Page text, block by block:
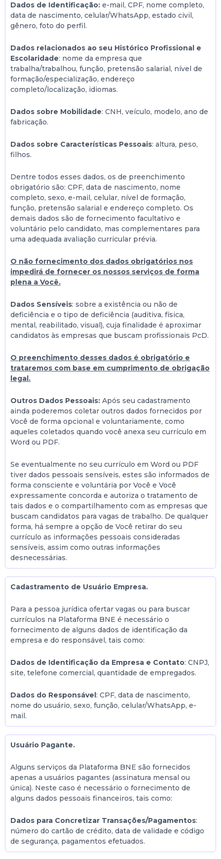
Dados de Identificação: e-mail, CPF, nome completo,
data de nascimento, celular/WhatsApp, estado civil,
gênero, foto do perfil.
Dados relacionados ao seu Histórico Profissional e
Escolaridade: nome da empresa que
trabalha/trabalhou, função, pretensão salarial, nível de
formação/especialização, endereço
completo/localização, idiomas.
Dados sobre Mobilidade: CNH, veículo, modelo, ano de
fabricação.
Dados sobre Características Pessoais: altura, peso,
filhos.
Dentre todos esses dados, os de preenchimento
obrigatório são: CPF, data de nascimento, nome
completo, sexo, e-mail, celular, nível de formação,
função, pretensão salarial e endereço completo. Os
demais dados são de fornecimento facultativo e
voluntário pelo candidato, mas complementares para
uma adequada avaliação curricular prévia.
O não fornecimento dos dados obrigatórios nos
impedirá de fornecer os nossos serviços de forma
plena a Você.
Dados Sensíveis: sobre a existência ou não de
deficiência e o tipo de deficiência (auditiva, física,
mental, reabilitado, visual), cuja finalidade é aproximar
candidatos às empresas que buscam profissionais PcD.
O preenchimento desses dados é obrigatório e
trataremos com base em cumprimento de obrigação
legal.
Outros Dados Pessoais: Após seu cadastramento
ainda poderemos coletar outros dados fornecidos por
Você de forma opcional e voluntariamente, como
aqueles coletados quando você anexa seu currículo em
Word ou PDF.
Se eventualmente no seu currículo em Word ou PDF
tiver dados pessoais sensíveis, estes são informados de
forma consciente e voluntária por Você e Você
expressamente concorda e autoriza o tratamento de
tais dados e o compartilhamento com as empresas que
buscam candidatos para vagas de trabalho. De qualquer
forma, há sempre a opção de Você retirar do seu
currículo as informações pessoais consideradas
sensíveis, assim como outras informações
desnecessárias.
Cadastramento de Usuário Empresa.
Para a pessoa jurídica ofertar vagas ou para buscar
currículos na Plataforma BNE é necessário o
fornecimento de alguns dados de identificação da
empresa e do responsável, tais como:
Dados de Identificação da Empresa e Contato: CNPJ,
site, telefone comercial, quantidade de empregados.
Dados do Responsável: CPF, data de nascimento,
nome do usuário, sexo, função, celular/WhatsApp, e-
mail.
Usuário Pagante.
Alguns serviços da Plataforma BNE são fornecidos
apenas a usuários pagantes (assinatura mensal ou
única). Neste caso é necessário o fornecimento de
alguns dados pessoais financeiros, tais como:
Dados para Concretizar Transações/Pagamentos:
número do cartão de crédito, data de validade e código
de segurança, pagamentos efetuados.